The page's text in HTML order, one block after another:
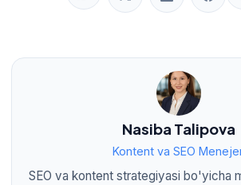
Nasiba Talipova
Kontent va SEO
SEO va kontent strategiyasi bo'yicha